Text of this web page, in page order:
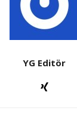
YG Editör